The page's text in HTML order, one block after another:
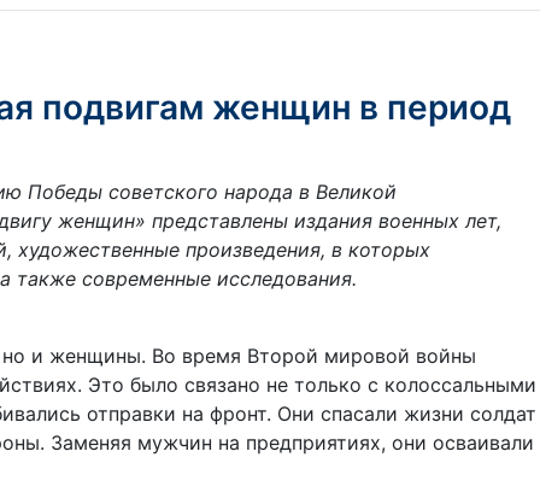
подвигам женщин в период
Победы советского народа в Великой
женщин» представлены издания военных лет,
художественные произведения, в которых
также современные исследования.
но и женщины. Во время Второй мировой войны
Это было связано не только с колоссальными
отправки на фронт. Они спасали жизни солдат
Заменяя мужчин на предприятиях, они осваивали